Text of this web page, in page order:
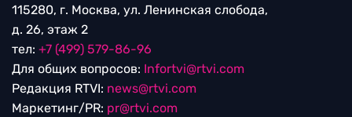
115280, г. Москва, ул. Ленинская слобода,
д. 26, этаж 2
тел: +7 (499) 579-86-96
Для общих вопросов: Infortvi@rtvi.com
Редакция RTVI: news@rtvi.com
Маркетинг/PR: pr@rtvi.com